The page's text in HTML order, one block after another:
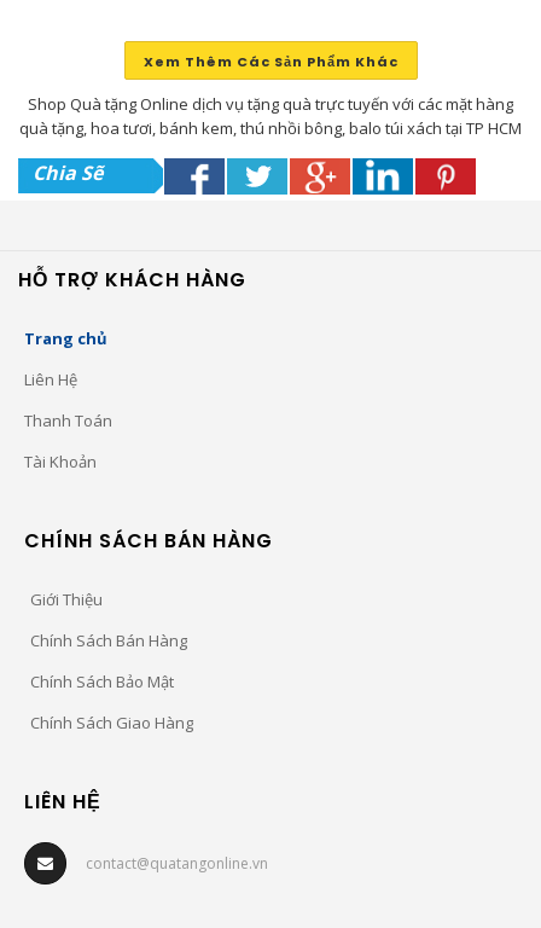
Xem Thêm Các Sản Phẩm Khác
Shop Quà tặng Online dịch vụ tặng quà trực tuyến với các mặt hàng
quà tặng, hoa tươi, bánh kem, thú nhồi bông, balo túi xách tại TP HCM
Chia Sẽ
HỖ TRỢ KHÁCH HÀNG
Trang chủ
Liên Hệ
Thanh Toán
Tài Khoản
CHÍNH SÁCH BÁN HÀNG
Giới Thiệu
Chính Sách Bán Hàng
Chính Sách Bảo Mật
Chính Sách Giao Hàng
LIÊN HỆ
contact@quatangonline.vn